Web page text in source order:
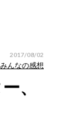
2017/08/02
みんなの感想
、